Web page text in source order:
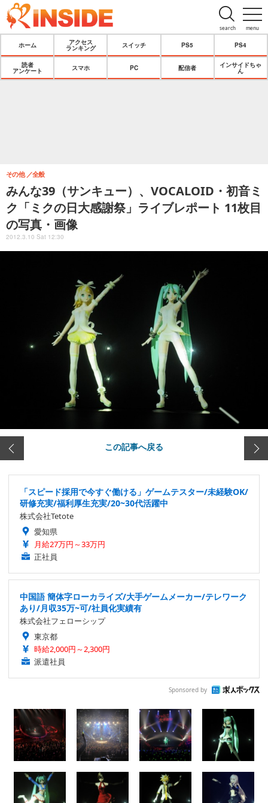
menu
search
ホーム
アクセス
ランキング
スイッチ PS5 PS4
読者
アンケート
スマホ PC 配信者
インサイドちゃ
ん
みんな39（サンキュー）、VOCALOID・初音ミ
ク「ミクの日大感謝祭」ライブレポート 11枚目
の写真・画像
その他 全般
2012.3.10 Sat 12:30
この記事へ戻る
「スピード採用で今すぐ働ける」ゲームテスター/未経験OK/
研修充実/福利厚生充実/20~30代活躍中
株式会社Tetote
愛知県
月給27万円～33万円
正社員
中国語 簡体字ローカライズ/大手ゲームメーカー/テレワーク
あり/月収35万~可/社員化実績有
株式会社フェローシップ
東京都
時給2,000円～2,300円
派遣社員
Sponsored by